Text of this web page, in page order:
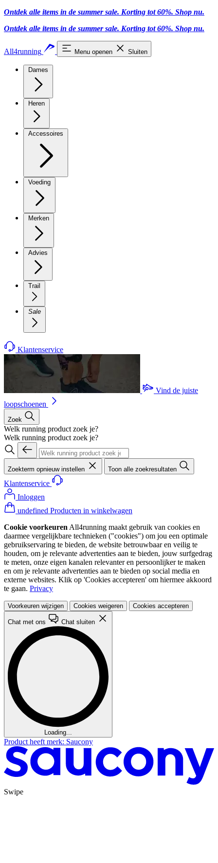
Ontdek alle items in de summer sale. Korting tot 60%. Shop nu.
Ontdek alle items in de summer sale. Korting tot 60%. Shop nu.
All4running Menu openen Sluiten
Dames
Heren
Accessoires
Voeding
Merken
Advies
Trail
Sale
Klantenservice
Vind de juiste
loopschoenen
Zoek
Welk running product zoek je?
Welk running product zoek je?
Zoekterm opnieuw instellen Toon alle zoekresultaten
Klantenservice
Inloggen
undefined Producten in winkelwagen
Cookie voorkeuren All4running maakt gebruik van cookies en
daarmee vergelijkbare technieken ("cookies") om jou een optimale
gebruikservaring te bieden, de website betrouwbaar en veilig te
houden, om je relevante advertenties aan te bieden, jouw surfgedrag
te meten, onze eigen kanalen relevanter en persoonlijker te maken
en om je relevante advertenties aan te bieden op social media en
externe websites. Klik op 'Cookies accepteren' om hiermee akkoord
te gaan. Privacy
Voorkeuren wijzigen Cookies weigeren Cookies accepteren
Chat met ons Chat sluiten
Loading...
Product heeft merk: Saucony
Swipe